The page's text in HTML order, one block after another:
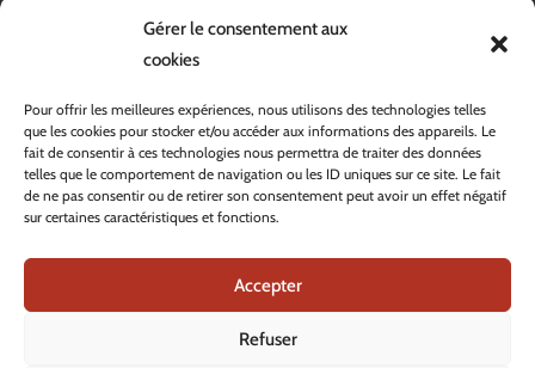
Gérer le consentement aux
cookies
Pour offrir les meilleures expériences, nous utilisons des technologies telles
que les cookies pour stocker et/ou accéder aux informations des appareils. Le
fait de consentir à ces technologies nous permettra de traiter des données
telles que le comportement de navigation ou les ID uniques sur ce site. Le fait
de ne pas consentir ou de retirer son consentement peut avoir un effet négatif
sur certaines caractéristiques et fonctions.
Accepter
Refuser
1752 Villars-sur-Glâne
Lundi au jeudi :
8h00 – 11h30
13h45 – 17h00
Vendredi :
8h00 – 16h00
+41 26 408 33 33
Contacter nos services